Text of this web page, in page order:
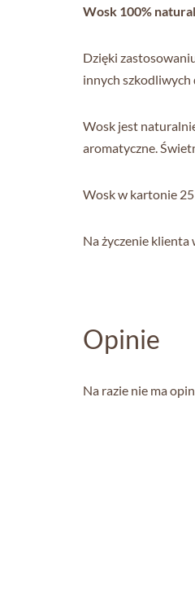
Wosk 100%
Dzięki
innych szkodliwych
Wosk jest
aromatyczne.
Wosk w kartonie 25
Na życzenie klienta
Opinie
Na razie nie ma